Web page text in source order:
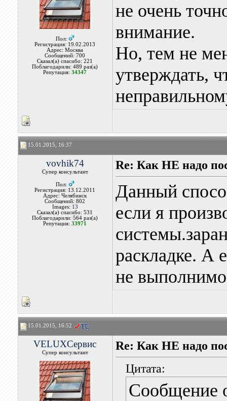
Пол:
Регистрация: 19.02.2013
Адрес: Москва
Сообщений: 700
Сказал(а) спасибо: 221
Поблагодарили: 489 раз(а)
Репутация:34347
не очень
внимание.
Но, тем не
утверждать,
15.01.2015, 16:37
vovhik74
Супер консультант
Пол:
Регистрация: 13.12.2011
Адрес: Челябинск
Сообщений: 802
Images: 13
Сказал(а) спасибо: 531
Поблагодарили: 564 раз(а)
Репутация:33971
Re: Как НЕ надо
Данный
если я
раскладке. А
не
15.01.2015, 16:52
VELUXСервис
Супер консультант
Re: Как НЕ надо
Цитата:
Сообщение